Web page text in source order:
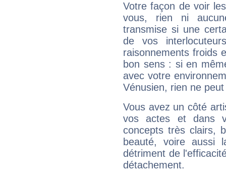
Votre façon de voir
vous, rien ni
transmise si une
de vos
raisonnements froids
bon sens : si en
avec votre
Vénusien, rien ne
Vous avez un côté
vos actes et dans
concepts très clairs,
beauté, voire aussi
détriment de
détachement.